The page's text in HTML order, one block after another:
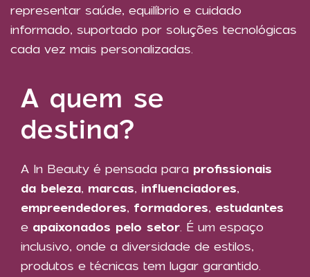
representar saúde, equilíbrio e cuidado
informado, suportado por soluções tecnológicas
cada vez mais personalizadas.
A quem se
destina?
A In Beauty é pensada para profissionais
da beleza, marcas, influenciadores,
empreendedores, formadores, estudantes
e apaixonados pelo setor. É um espaço
inclusivo, onde a diversidade de estilos,
produtos e técnicas tem lugar garantido.